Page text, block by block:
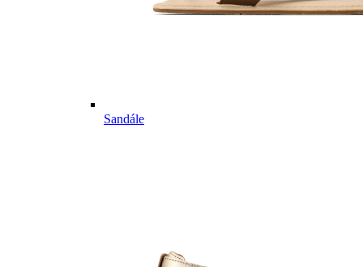
Sandále